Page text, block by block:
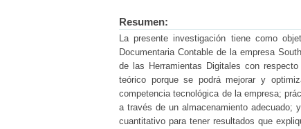
Resumen:
La presente investigación tiene como
Documentaria Contable de la empresa
de las Herramientas Digitales con
teórico porque se podrá mejorar y
competencia tecnológica de la empresa;
a través de un almacenamiento adecuado;
cuantitativo para tener resultados que